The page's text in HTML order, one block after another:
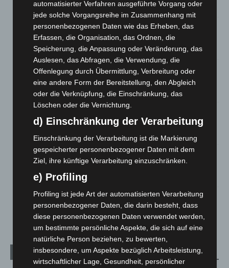
7. August 2026
Hannover: Erste Tigermücken-Population in Niedersachsen
entdeckt
7. August 2026
Brand im „Haus der Begegnung“ in Neuwarmbüchen schnell
eingedämmt
6. August 2026
Region Hannover: 21 neue Notfallsanitäter starten beim
Roten Kreuz
5. August 2026
Mann läuft mit Hockeyschläger über A7 – Polizei sucht
Zeugen
5. August 2026
Celle: Mensch stirbt bei Bagger-Unfall auf Baustelle
5. August 2026
Kategorien
automatisierter Verfahren ausgeführte Vorgang oder
jede solche Vorgangsreihe im Zusammenhang mit
personenbezogenen Daten wie das Erheben, das
Erfassen, die Organisation, das Ordnen, die
Speicherung, die Anpassung oder Veränderung, das
Auslesen, das Abfragen, die Verwendung, die
Offenlegung durch Übermittlung, Verbreitung oder
eine andere Form der Bereitstellung, den Abgleich
oder die Verknüpfung, die Einschränkung, das
Löschen oder die Vernichtung.
d) Einschränkung der Verarbeitung
Einschränkung der Verarbeitung ist die Markierung
gespeicherter personenbezogener Daten mit dem
Ziel, ihre künftige Verarbeitung einzuschränken.
e) Profiling
Profiling ist jede Art der automatisierten Verarbeitung
personenbezogener Daten, die darin besteht, dass
diese personenbezogenen Daten verwendet werden,
um bestimmte persönliche Aspekte, die sich auf eine
natürliche Person beziehen, zu bewerten,
insbesondere, um Aspekte bezüglich Arbeitsleistung,
wirtschaftlicher Lage, Gesundheit, persönlicher